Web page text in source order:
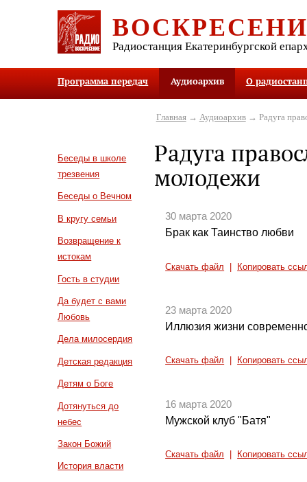
Радиостанция Екатеринбургской
Программа передач Аудиоархив О
Беседы в школе
трезвения
Беседы о Вечном
В кругу семьи
Возвращение к
истокам
Гость в студии
Да будет с вами
Любовь
Дела милосердия
Детская редакция
Детям о Боге
Дотянуться до
небес
Закон Божий
История власти
Главная→ Аудиоархив→ Радуга
Радуга
молодежи
30 марта 2020
Брак как Таинство любви
Скачать файл Копировать
23 марта 2020
Иллюзия жизни
Скачать файл Копировать
16 марта 2020
Мужской клуб "Батя"
Скачать файл Копировать